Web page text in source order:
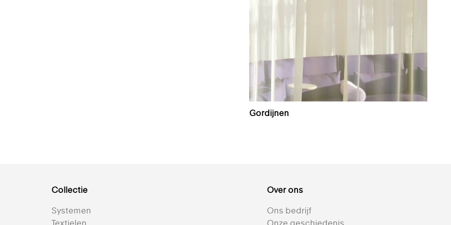
Gordijnen
Collectie
Systemen
Over ons
Ons bedrijf